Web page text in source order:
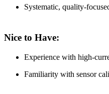
Systematic, quality-
Nice to Have:
Experience with high-
Familiarity with sensor